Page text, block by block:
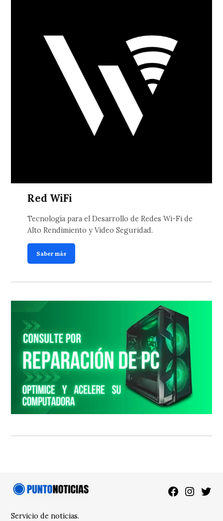
Red WiFi
Tecnología para el Desarrollo de Redes Wi-Fi de
Alto Rendimiento y Video Seguridad.
Saber más
Facebook
Servicio de noticias.